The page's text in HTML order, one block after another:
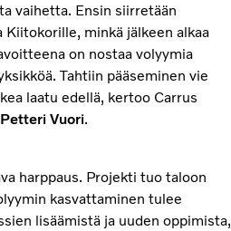
vaihetta. Ensin siirretään
minkä jälkeen alkaa
on nostaa volyymia
Tahtiin pääseminen vie
laatu edellä, kertoo Carrus
Petteri Vuori.
harppaus. Projekti tuo taloon
kasvattaminen tulee
lisäämistä ja uuden oppimista,